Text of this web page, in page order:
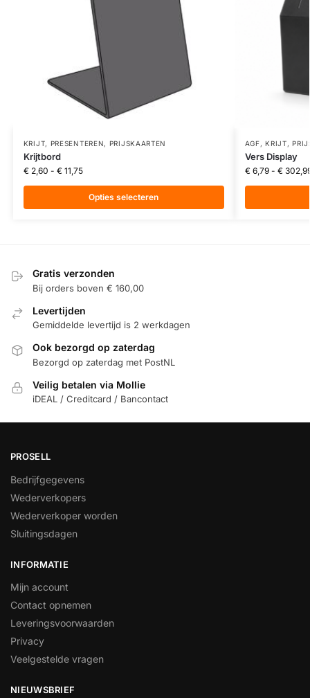
KRIJT, PRESENTEREN, PRIJSKAARTEN
Krijtbord
€2,60 - €11,75
Opties selecteren
AGF, KRIJT,
Vers Display
€6,79 - €
Gratis verzonden
Bij orders boven € 160,00
Levertijden
Gemiddelde levertijd is 2 werkdagen
Ook bezorgd op zaterdag
Bezorgd op zaterdag met PostNL
Veilig betalen via Mollie
iDEAL / Creditcard / Bancontact
PROSELL
Bedrijfgegevens
Wederverkopers
Wederverkoper worden
Sluitingsdagen
INFORMATIE
Mijn account
Contact opnemen
Leveringsvoorwaarden
Privacy
Veelgestelde vragen
NIEUWSBRIEF